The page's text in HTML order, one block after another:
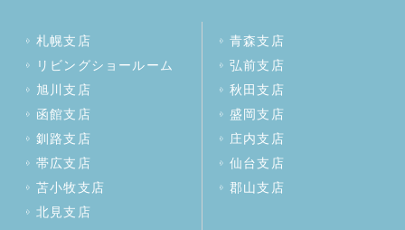
札幌支店
リビングショールーム
旭川支店
函館支店
釧路支店
帯広支店
苫小牧支店
北見支店
青森支店
弘前支店
秋田支店
盛岡支店
庄内支店
仙台支店
郡山支店